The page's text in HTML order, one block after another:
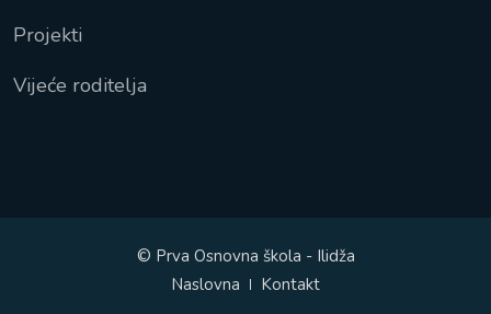
Projekti
Vijeće roditelja
© Prva Osnovna škola - Ilidža
Naslovna
Kontakt